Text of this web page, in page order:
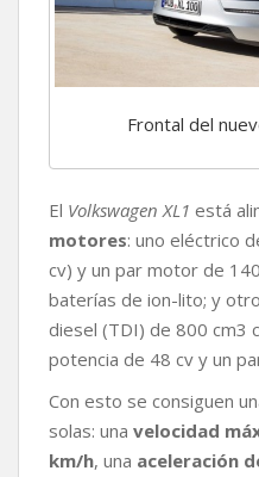
Frontal del
El Volkswagen XL1 está
motores: uno eléctrico
cv) y un par motor de
baterías de ion-lito; y
diesel (TDI) de 800 cm3
potencia de 48 cv y un
Con esto se consiguen
solas: una velocidad
km/h, una aceleración